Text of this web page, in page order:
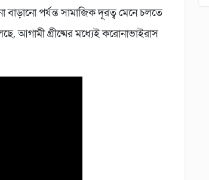
পর্যন্ত সামাজিক দূরত্ব মেনে চলতে
আগামী গ্রীষ্মের মধ্যেই করোনাভাইরাস